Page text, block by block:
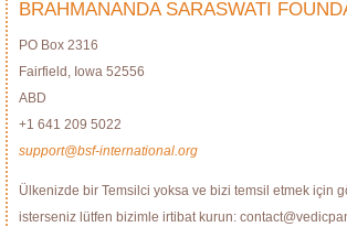
BRAHMANANDA SARASWATI
PO Box 2316
Fairfield, Iowa 52556
ABD
+1 641 209 5022
support@bsf-international.org
Ülkenizde bir Temsilci yoksa ve bizi temsil etmek için
isterseniz lütfen bizimle irtibat kurun: